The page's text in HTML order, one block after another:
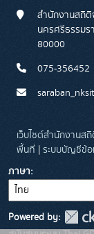
สำนักงานสถิ
นครศรีธรรมร
80000
075-356452
เว็บไซต์สำนักงานส
พื้นที่ | ระบบบัญชีข้
ภาษา
Powered by: